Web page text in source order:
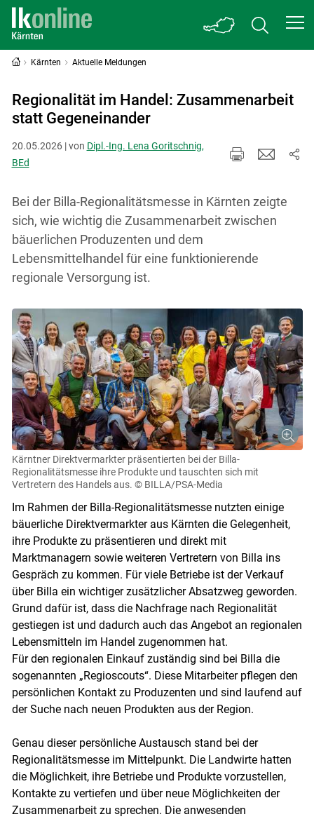
Skip to main content
Kärnten Aktuelle Meldungen
Regionalität im Handel: Zusammenarbeit
statt Gegeneinander
20.05.2026 | von Dipl.-Ing. Lena Goritschnig,
BEd
Bei der Billa-Regionalitätsmesse in Kärnten zeigte
sich, wie wichtig die Zusammenarbeit zwischen
bäuerlichen Produzenten und dem
Lebensmittelhandel für eine funktionierende
regionale Versorgung ist.
Kärntner Direktvermarkter präsentierten bei der Billa-
Regionalitätsmesse ihre Produkte und tauschten sich mit
Vertretern des Handels aus. © BILLA/PSA-Media
Im Rahmen der Billa-Regionalitätsmesse nutzten einige
bäuerliche Direktvermarkter aus Kärnten die Gelegenheit,
ihre Produkte zu präsentieren und direkt mit
Marktmanagern sowie weiteren Vertretern von Billa ins
Gespräch zu kommen. Für viele Betriebe ist der Verkauf
über Billa ein wichtiger zusätzlicher Absatzweg geworden.
Grund dafür ist, dass die Nachfrage nach Regionalität
gestiegen ist und dadurch auch das Angebot an regionalen
Lebensmitteln im Handel zugenommen hat.
Für den regionalen Einkauf zuständig sind bei Billa die
sogenannten „Regioscouts“. Diese Mitarbeiter pflegen den
persönlichen Kontakt zu Produzenten und sind laufend auf
der Suche nach neuen Produkten aus der Region.
Genau dieser persönliche Austausch stand bei der
Regionalitätsmesse im Mittelpunkt. Die Landwirte hatten
die Möglichkeit, ihre Betriebe und Produkte vorzustellen,
Kontakte zu vertiefen und über neue Möglichkeiten der
Zusammenarbeit zu sprechen. Die anwesenden